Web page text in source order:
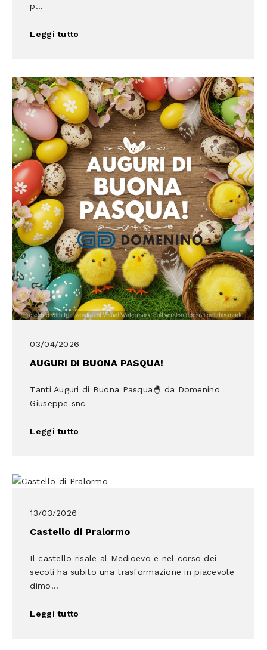
p...
Leggi tutto
03/04/2026
AUGURI DI BUONA PASQUA!
Tanti Auguri di Buona Pasqua🐣 da Domenino
Giuseppe snc
Leggi tutto
13/03/2026
Castello di Pralormo
Il castello risale al Medioevo e nel corso dei
secoli ha subito una trasformazione in piacevole
dimo...
Leggi tutto